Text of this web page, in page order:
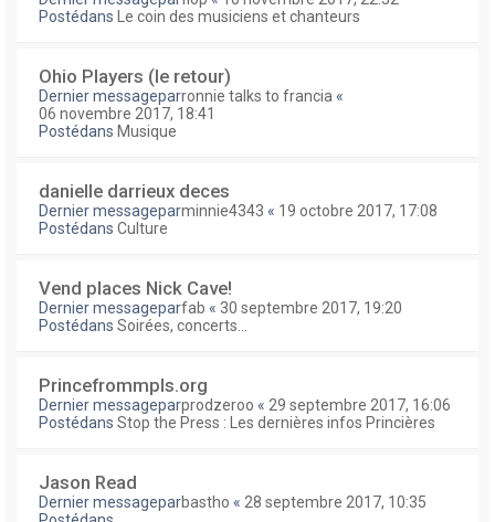
Postédans
Le coin des musiciens et chanteurs
Ohio Players (le retour)
Dernier messageparronnie talks to francia «
06 novembre 2017, 18:41
Postédans Musique
danielle darrieux deces
Dernier messageparminnie4343 « 19 octobre 2017, 17:08
Postédans Culture
Vend places Nick Cave!
Dernier messageparfab « 30 septembre 2017, 19:20
Postédans Soirées, concerts...
Princefrommpls.org
Dernier messageparprodzeroo « 29 septembre 2017, 16:06
Postédans Stop the Press : Les dernières infos Princières
Jason Read
Dernier messageparbastho « 28 septembre 2017, 10:35